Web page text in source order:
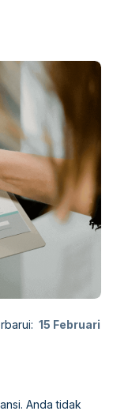
15 Februari
Anda tidak